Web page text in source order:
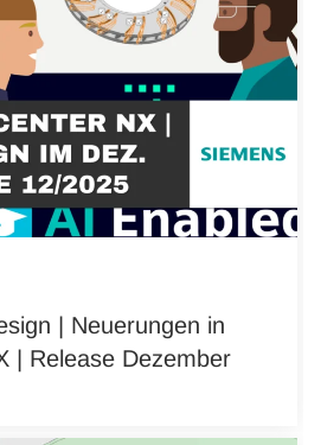
| Neuerungen in
| Release Dezember